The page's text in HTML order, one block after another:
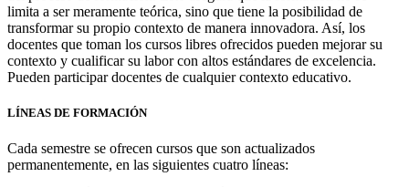
limita a ser meramente teórica, sino que tiene la posibilidad de
transformar su propio contexto de manera innovadora. Así, los
docentes que toman los cursos libres ofrecidos pueden mejorar su
contexto y cualificar su labor con altos estándares de excelencia.
Pueden participar docentes de cualquier contexto educativo.
LÍNEAS DE FORMACIÓN
Cada semestre se ofrecen cursos que son actualizados
permanentemente, en las siguientes cuatro líneas: